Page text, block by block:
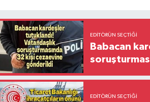
EDITÖRÜN SEÇTIĞI
Babacan
EDITÖRÜN SEÇTIĞI